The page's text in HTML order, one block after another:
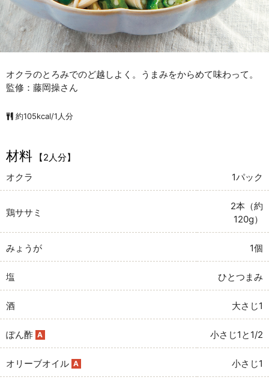
オクラのとろみでのど越しよく。うまみをからめて味わって。
監修：藤岡操さん
約105kcal/1人分
材料
【2人分】
オクラ
1パック
鶏ササミ
2本（約
120g）
みょうが 1個
塩 ひとつまみ
酒 大さじ1
ぽん酢 A 小さじ1と1/2
オリーブオイル A 小さじ1